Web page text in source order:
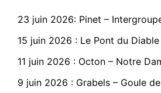
23 juin 2026: Pinet –
15 juin 2026 : Le Pont du Diable
11 juin 2026 : Octon – Notre
9 juin 2026 : Grabels – Goule